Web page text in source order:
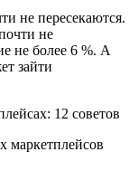
не пересекаются.
не
не более 6 %. А
зайти
маркетплейсов